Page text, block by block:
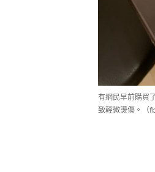
有網民早前購買
致輕微燙傷。（